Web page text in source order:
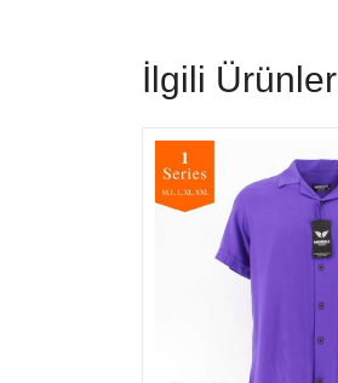
İlgili Ürünler